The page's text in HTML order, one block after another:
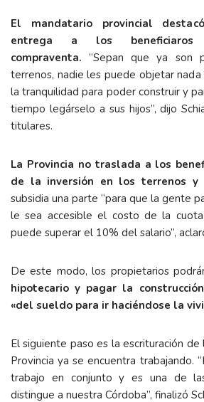
El mandatario provincial
entrega a los
compraventa. “Sepan que ya son
terrenos, nadie les puede objetar
la tranquilidad para poder construir y
tiempo legárselo a sus hijos”, dijo
titulares.
La Provincia no traslada a los
de la inversión en los terrenos y
subsidia una parte “para que la gente
le sea accesible el costo de la cuota
puede superar el 10% del salario”,
De este modo, los propietarios
hipotecario y pagar la
«del sueldo para ir haciéndose la
El siguiente paso es la escrituración
Provincia ya se encuentra trabajando.
trabajo en conjunto y es una de
distingue a nuestra Córdoba”, finalizó